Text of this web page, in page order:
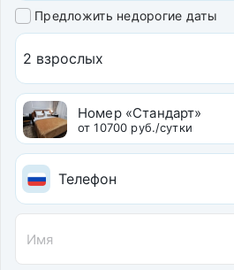
Интернет
Бесплатный на
Бесплатный в номерах
Бесплатный в холле
Предложить недорогие даты
2 взрослых
Номер «Стандарт»
от 10700 руб./сутки